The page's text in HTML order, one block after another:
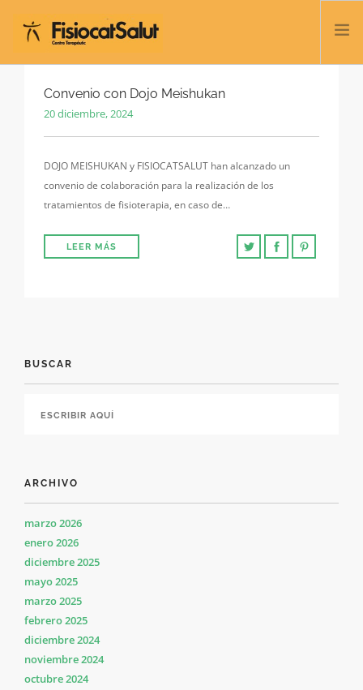
TRATAMIENTOS
SERVICIOS Y CLASES
CONTACTO
Convenio con Dojo Meishukan
20 diciembre, 2024
DOJO MEISHUKAN y FISIOCATSALUT han alcanzado un
convenio de colaboración para la realización de los
tratamientos de fisioterapia, en caso de…
LEER MÁS
BUSCAR
ARCHIVO
marzo 2026
enero 2026
diciembre 2025
mayo 2025
marzo 2025
febrero 2025
diciembre 2024
noviembre 2024
octubre 2024